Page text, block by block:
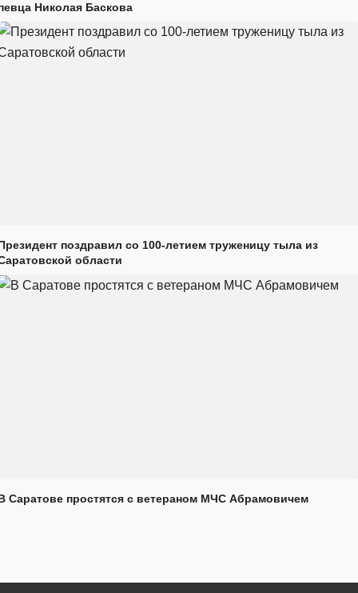
Николая Баскова
поздравил со 100-летием труженицу тыла из
области
Саратове простятся с ветераном МЧС Абрамовичем